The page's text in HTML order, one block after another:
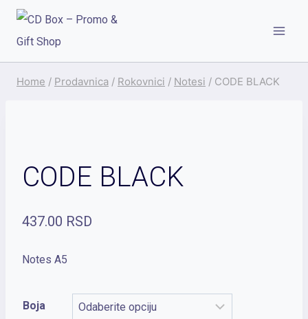
Skip
Home / Prodavnica / Rokovnici / Notesi / CODE BLACK
CODE BLACK
437.00 RSD
Notes A5
Boja